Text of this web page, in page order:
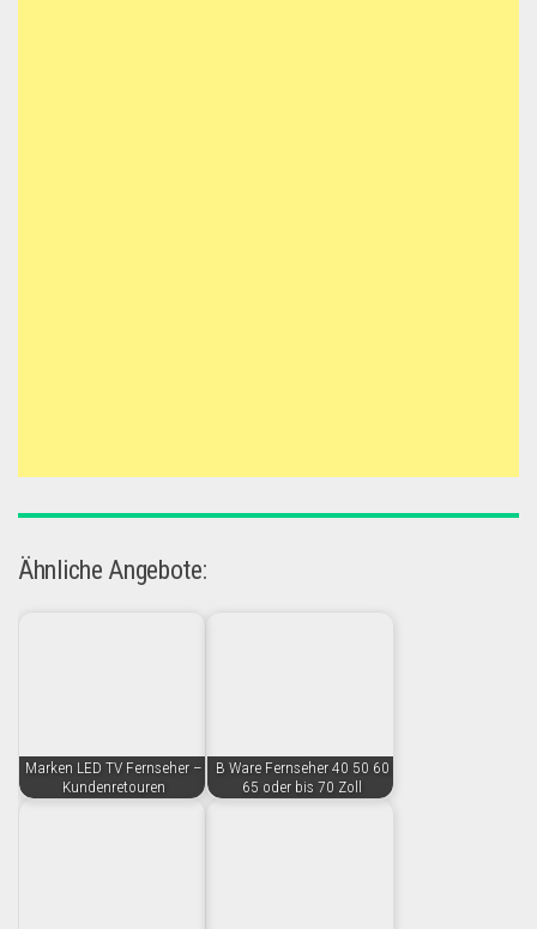
Ähnliche Angebote:
Marken LED TV Fernseher –
Kundenretouren
B Ware Fernseher 40 50 60
65 oder bis 70 Zoll